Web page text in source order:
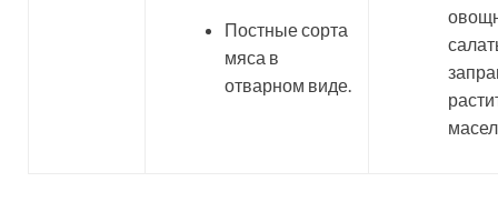
Постные сорта
мяса в
отварном виде.